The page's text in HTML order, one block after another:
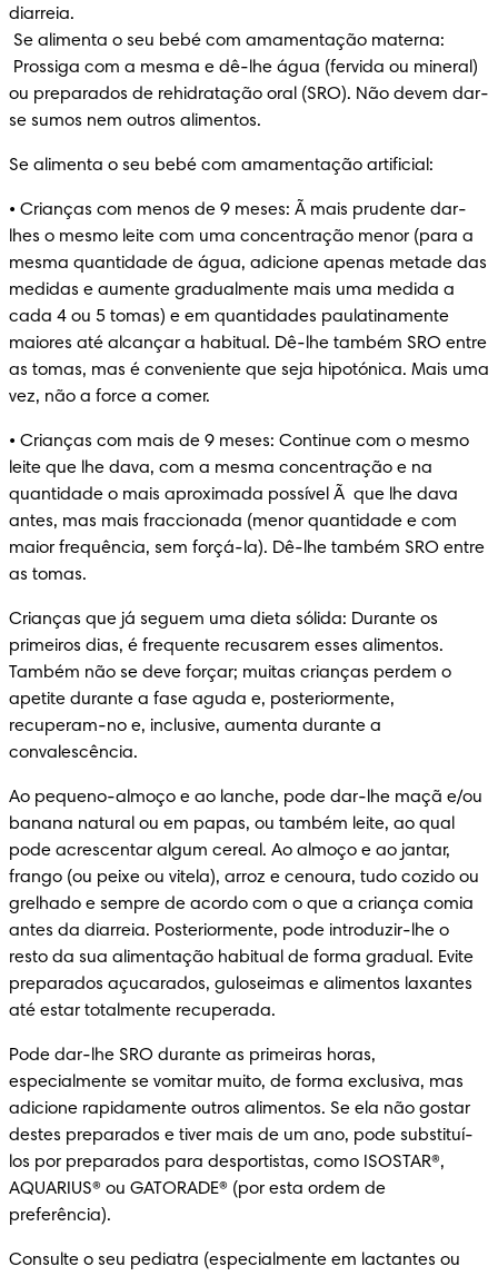
diarreia.
ou preparados de rehidratação oral (SRO). Não devem dar-
se sumos nem outros alimentos.
Se alimenta o seu bebé com amamentação artificial:
• Crianças com menos de 9 meses: Ã mais prudente dar-
lhes o mesmo leite com uma concentração menor (para a
mesma quantidade de água, adicione apenas metade das
medidas e aumente gradualmente mais uma medida a
cada 4 ou 5 tomas) e em quantidades paulatinamente
maiores até alcançar a habitual. Dê-lhe também SRO entre
as tomas, mas é conveniente que seja hipotónica. Mais uma
vez, não a force a comer.
• Crianças com mais de 9 meses: Continue com o mesmo
leite que lhe dava, com a mesma concentração e na
quantidade o mais aproximada possível Ã  que lhe dava
antes, mas mais fraccionada (menor quantidade e com
maior frequência, sem forçá-la). Dê-lhe também SRO entre
as tomas.
Crianças que já seguem uma dieta sólida: Durante os
primeiros dias, é frequente recusarem esses alimentos.
Também não se deve forçar; muitas crianças perdem o
apetite durante a fase aguda e, posteriormente,
recuperam-no e, inclusive, aumenta durante a
convalescência.
Ao pequeno-almoço e ao lanche, pode dar-lhe maçã e/ou
banana natural ou em papas, ou também leite, ao qual
pode acrescentar algum cereal. Ao almoço e ao jantar,
frango (ou peixe ou vitela), arroz e cenoura, tudo cozido ou
grelhado e sempre de acordo com o que a criança comia
antes da diarreia. Posteriormente, pode introduzir-lhe o
resto da sua alimentação habitual de forma gradual. Evite
preparados açucarados, guloseimas e alimentos laxantes
até estar totalmente recuperada.
Pode dar-lhe SRO durante as primeiras horas,
especialmente se vomitar muito, de forma exclusiva, mas
adicione rapidamente outros alimentos. Se ela não gostar
destes preparados e tiver mais de um ano, pode substituí-
los por preparados para desportistas, como ISOSTAR®,
AQUARIUS® ou GATORADE® (por esta ordem de
preferência).
Consulte o seu pediatra (especialmente em lactantes ou